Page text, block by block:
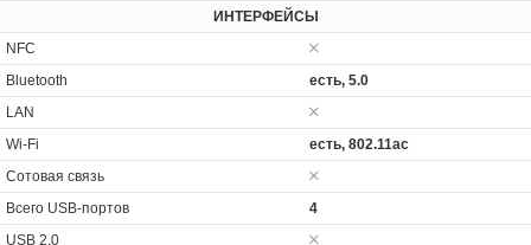
ИНТЕРФЕЙСЫ
NFC
Bluetooth
есть, 5.0
LAN
Wi-Fi
есть, 802.11ac
Сотовая связь
Всего USB-портов
4
USB 2.0